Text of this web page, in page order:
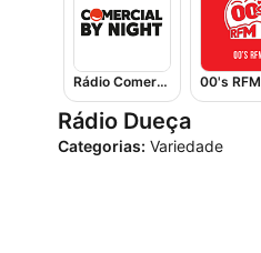
Rádio Comercial By Night 00's RFM
Rádio Dueça
Categorias: Variedade